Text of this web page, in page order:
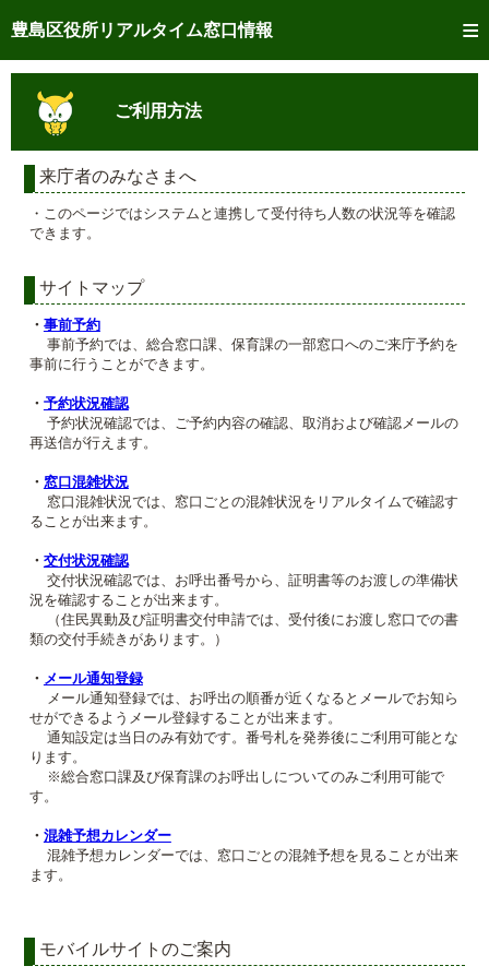
豊島区役所リアルタイム窓口情報
トップページへ
ご利用方法
事前予約
予約状況確認
リアルタイム 窓口混雑状況
メール通知登録
混雑予想カレンダー
ご利用方法
来庁者のみなさまへ
・このページではシステムと連携して受付待ち人数の状況等を確認
できます。
サイトマップ
・ 事前予約
事前予約では、総合窓口課、保育課の一部窓口へのご来庁予約を
事前に行うことができます。
・ 予約状況確認
予約状況確認では、ご予約内容の確認、取消および確認メールの
再送信が行えます。
・ 窓口混雑状況
窓口混雑状況では、窓口ごとの混雑状況をリアルタイムで確認す
ることが出来ます。
・ 交付状況確認
交付状況確認では、お呼出番号から、証明書等のお渡しの準備状
況を確認することが出来ます。
（住民異動及び証明書交付申請では、受付後にお渡し窓口での書
類の交付手続きがあります。）
・ メール通知登録
メール通知登録では、お呼出の順番が近くなるとメールでお知ら
せができるようメール登録することが出来ます。
通知設定は当日のみ有効です。番号札を発券後にご利用可能とな
ります。
※総合窓口課及び保育課のお呼出しについてのみご利用可能で
す。
・ 混雑予想カレンダー
混雑予想カレンダーでは、窓口ごとの混雑予想を見ることが出来
ます。
モバイルサイトのご案内